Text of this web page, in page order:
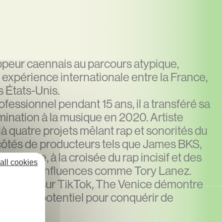
caennais au parcours atypique,
internationale entre la France,
États-Unis.
pendant 15 ans, il a transféré sa
à la musique en 2020. Artiste
quatre projets mêlant rap et sonorités du
de producteurs tels que James BKS,
style, à la croisée du rap incisif et des
des influences comme Tory Lanez.
viraux sur TikTok, The Venice démontre
et son potentiel pour conquérir de
cookies